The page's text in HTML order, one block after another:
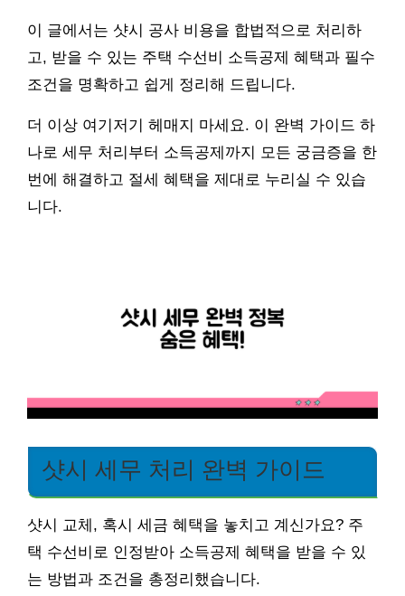
이 글에서는 샷시 공사 비용을 합법적으로 처리하
고, 받을 수 있는 주택 수선비 소득공제 혜택과 필수
조건을 명확하고 쉽게 정리해 드립니다.
더 이상 여기저기 헤매지 마세요. 이 완벽 가이드 하
나로 세무 처리부터 소득공제까지 모든 궁금증을 한
번에 해결하고 절세 혜택을 제대로 누리실 수 있습
니다.
샷시 세무 처리 완벽 가이드
샷시 교체, 혹시 세금 혜택을 놓치고 계신가요? 주
택 수선비로 인정받아 소득공제 혜택을 받을 수 있
는 방법과 조건을 총정리했습니다.